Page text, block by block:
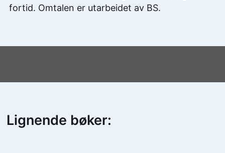
fortid. Omtalen er utarbeidet av BS.
Lignende bøker: